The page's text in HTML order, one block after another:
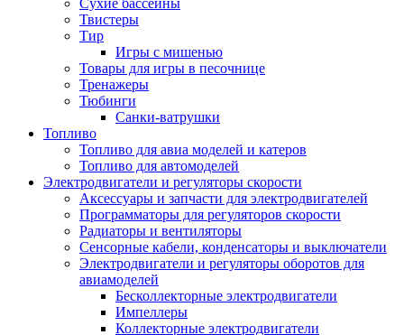
Сухие бассейны
Твистеры
Тир
Игры с мишенью
Товары для игры в песочнице
Тренажеры
Тюбинги
Санки-ватрушки
Топливо
Топливо для авиа моделей и катеров
Топливо для автомоделей
Электродвигатели и регуляторы скорости
Аксессуары и запчасти для электродвигателей
Программаторы для регуляторов скорости
Радиаторы и вентиляторы
Сенсорные кабели, конденсаторы и выключатели
Электродвигатели и регуляторы оборотов для
авиамоделей
Бесколлекторные электродвигатели
Импеллеры
Коллекторные электродвигатели